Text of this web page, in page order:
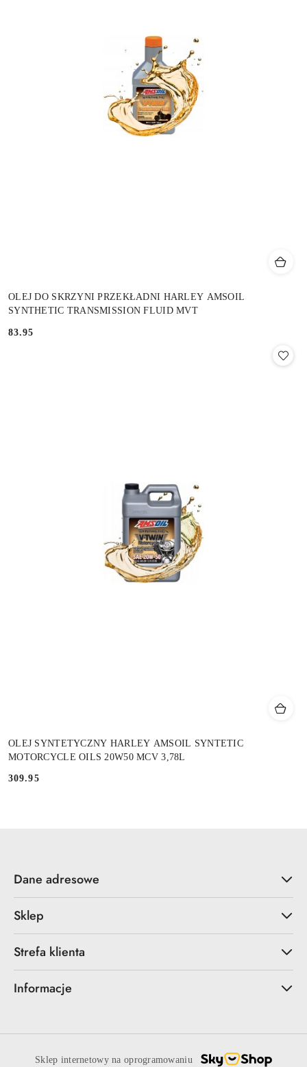
OLEJ DO SKRZYNI PRZEKŁADNI HARLEY AMSOIL
SYNTHETIC TRANSMISSION FLUID MVT
Cena:
83.95
OLEJ SYNTETYCZNY HARLEY AMSOIL SYNTETIC
MOTORCYCLE OILS 20W50 MCV 3,78L
Cena:
309.95
Dane adresowe
Sklep
Strefa klienta
Informacje
Sklep internetowy na oprogramowaniu